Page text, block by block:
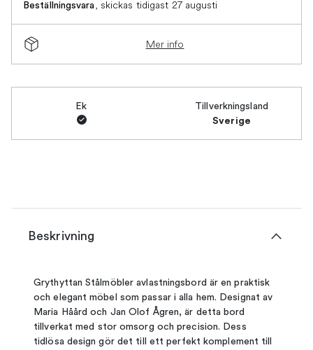
Beställningsvara, skickas tidigast 27 augusti
Mer info
Ek Tillverkningsland
Sverige
Beskrivning
Grythyttan Stålmöbler avlastningsbord är en praktisk
och elegant möbel som passar i alla hem. Designat av
Maria Håård och Jan Olof Ågren, är detta bord
tillverkat med stor omsorg och precision. Dess
tidlösa design gör det till ett perfekt komplement till